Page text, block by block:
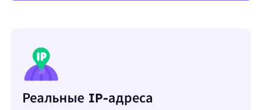
Реальные IP-адреса